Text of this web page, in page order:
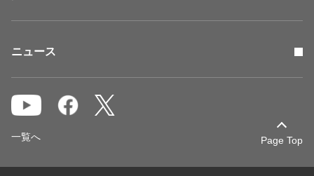
ニュース
Page Top
一覧へ